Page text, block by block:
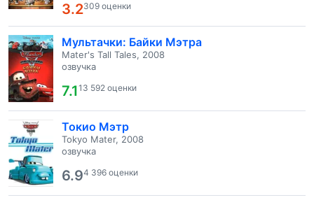
3.2309 оценки
Мультачки: Байки Мэтра
Mater's Tall Tales, 2008
озвучка
7.113 592 оценки
Токио Мэтр
Tokyo Mater, 2008
озвучка
6.94 396 оценки